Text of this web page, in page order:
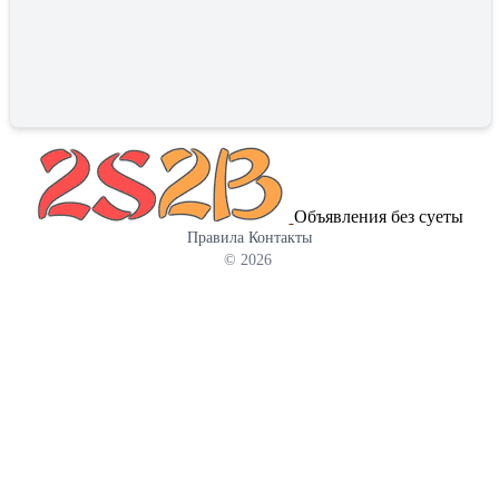
Объявления без суеты
Правила Контакты
© 2026